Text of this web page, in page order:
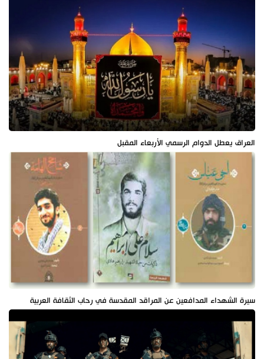
العراق يعطل الدوام الرسمي الأربعاء المقبل
سيرة الشهداء المدافعين عن المراقد المقدسة في رحاب الثقافة العربية